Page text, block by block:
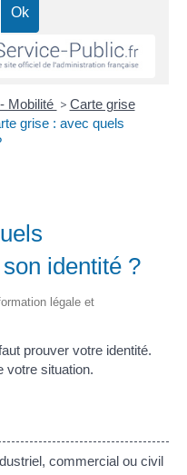
Mobilité > Carte grise
grise : avec quels
identité ?
légale et
prouver votre identité.
votre situation.
commercial ou civil